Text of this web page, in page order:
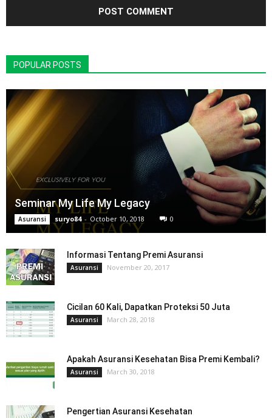
POPULAR POSTS
Seminar My Life My Legacy
Asuransi suryo84 - October 10, 2018 0
Informasi Tentang Premi Asuransi
Asuransi November 20, 2017
Cicilan 60 Kali, Dapatkan Proteksi 50 Juta
Asuransi March 28, 2018
Apakah Asuransi Kesehatan Bisa Premi Kembali?
Asuransi March 30, 2018
Pengertian Asuransi Kesehatan